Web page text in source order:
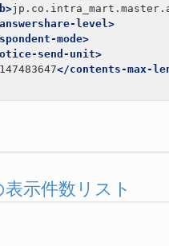
level>
mode>
send-unit>
</contents-max-
示件数リスト